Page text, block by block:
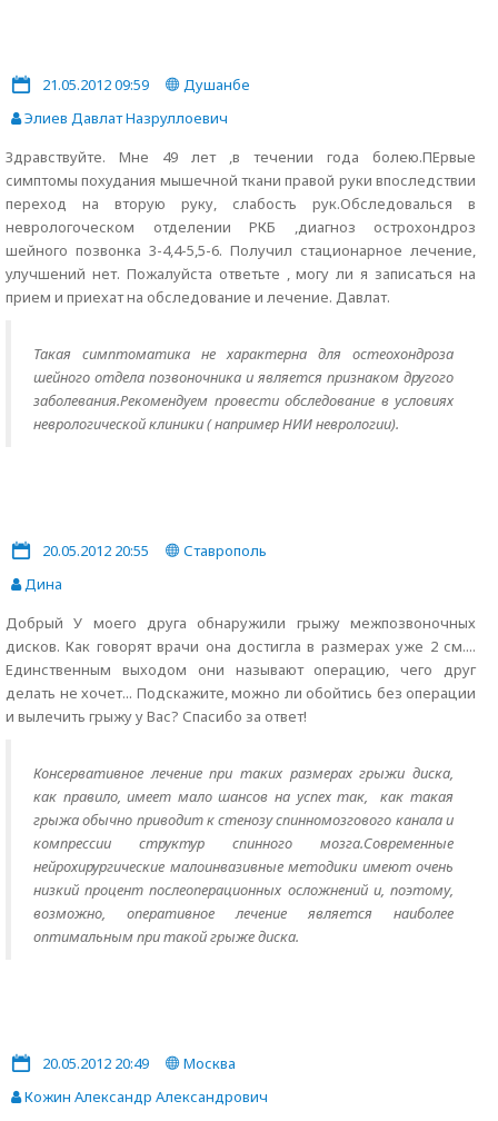
21.05.2012 09:59
Душанбе
Элиев Давлат Назруллоевич
Здравствуйте. Мне 49 лет ,в течении года болею.ПЕрвые
симптомы похудания мышечной ткани правой руки впоследствии
переход на вторую руку, слабость рук.Обследовалься в
неврологоческом отделении РКБ ,диагноз острохондроз
шейного позвонка 3-4,4-5,5-6. Получил стационарное лечение,
улучшений нет. Пожалуйста ответьте , могу ли я записаться на
прием и приехат на обследование и лечение. Давлат.
Такая симптоматика не характерна для остеохондроза
шейного отдела позвоночника и является признаком другого
заболевания.Рекомендуем провести обследование в условиях
неврологической клиники ( например НИИ неврологии).
20.05.2012 20:55
Ставрополь
Дина
Добрый У моего друга обнаружили грыжу межпозвоночных
дисков. Как говорят врачи она достигла в размерах уже 2 см....
Единственным выходом они называют операцию, чего друг
делать не хочет... Подскажите, можно ли обойтись без операции
и вылечить грыжу у Вас? Спасибо за ответ!
Консервативное лечение при таких размерах грыжи диска,
как правило, имеет мало шансов на успех так, как такая
грыжа обычно приводит к стенозу спинномозгового канала и
компрессии структур спинного мозга.Современные
нейрохирургические малоинвазивные методики имеют очень
низкий процент послеоперационных осложнений и, поэтому,
возможно, оперативное лечение является наиболее
оптимальным при такой грыже диска.
20.05.2012 20:49
Москва
Кожин Александр Александрович